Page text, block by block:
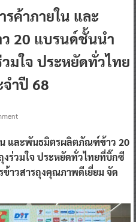
20 แบรนด์ชั้นนำ
ใจ ประหยัดทั่วไทย
ำปี 68
และพันธมิตรผลิตภัณฑ์ข้าว 20
าวสารถุงคุณภาพดีเยี่ยม จัด